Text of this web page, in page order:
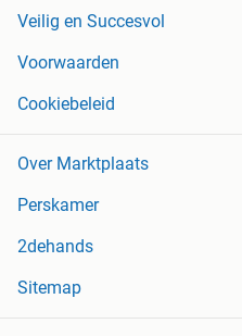
Veilig en Succesvol
Voorwaarden
Cookiebeleid
Over Marktplaats
Perskamer
2dehands
Sitemap